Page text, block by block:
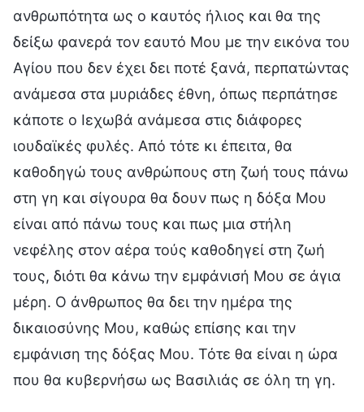
ανθρωπότητα ως ο καυτός ήλιος και θα της
δείξω φανερά τον εαυτό Μου με την εικόνα του
Αγίου που δεν έχει δει ποτέ ξανά, περπατώντας
ανάμεσα στα μυριάδες έθνη, όπως περπάτησε
κάποτε ο Ιεχωβά ανάμεσα στις διάφορες
ιουδαϊκές φυλές. Από τότε κι έπειτα, θα
καθοδηγώ τους ανθρώπους στη ζωή τους πάνω
στη γη και σίγουρα θα δουν πως η δόξα Μου
είναι από πάνω τους και πως μια στήλη
νεφέλης στον αέρα τούς καθοδηγεί στη ζωή
τους, διότι θα κάνω την εμφάνισή Μου σε άγια
μέρη. Ο άνθρωπος θα δει την ημέρα της
δικαιοσύνης Μου, καθώς επίσης και την
εμφάνιση της δόξας Μου. Τότε θα είναι η ώρα
που θα κυβερνήσω ως Βασιλιάς σε όλη τη γη.